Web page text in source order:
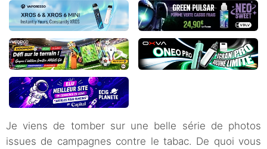
Je viens de tomber sur une belle série de photos
issues de campagnes contre le tabac. De quoi vous